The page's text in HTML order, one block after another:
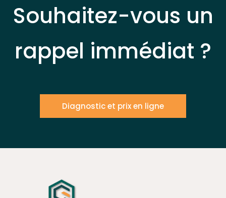
Souhaitez-vous un
rappel immédiat ?
Diagnostic et prix en ligne